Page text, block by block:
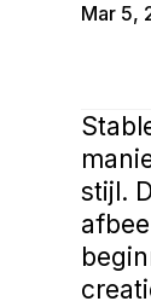
Mar 5,
stijl.